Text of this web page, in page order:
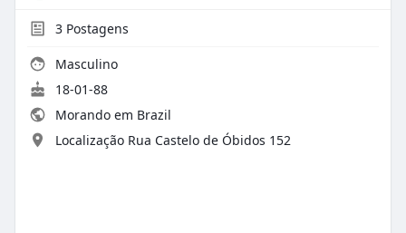
3Postagens
Masculino
18-01-88
Morando em Brazil
Localização Rua Castelo de Óbidos 152